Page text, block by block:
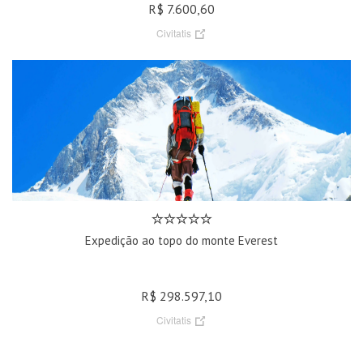
R$ 7.600,60
Civitatis
Expedição ao topo do monte Everest
R$ 298.597,10
Civitatis